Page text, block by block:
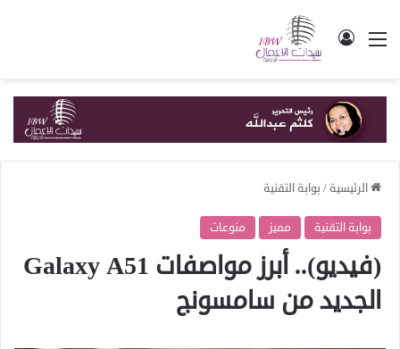
القائمة تسجيل الدخول
الرئيسية/ بوابة التقنية
بوابة التقنية مميز منوعات
(فيديو).. أبرز مواصفات Galaxy A51
الجديد من سامسونج